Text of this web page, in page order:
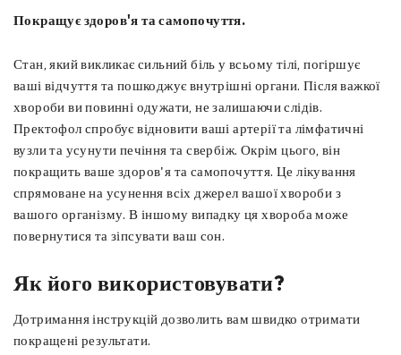
Покращує здоров'я та самопочуття.
Стан, який викликає сильний біль у всьому тілі, погіршує
ваші відчуття та пошкоджує внутрішні органи. Після важкої
хвороби ви повинні одужати, не залишаючи слідів.
Пректофол спробує відновити ваші артерії та лімфатичні
вузли та усунути печіння та свербіж. Окрім цього, він
покращить ваше здоров'я та самопочуття. Це лікування
спрямоване на усунення всіх джерел вашої хвороби з
вашого організму. В іншому випадку ця хвороба може
повернутися та зіпсувати ваш сон.
Як його використовувати?
Дотримання інструкцій дозволить вам швидко отримати
покращені результати.